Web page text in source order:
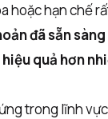
hoặc hạn chế
đã sẵn
quả hơn
trong lĩnh vực